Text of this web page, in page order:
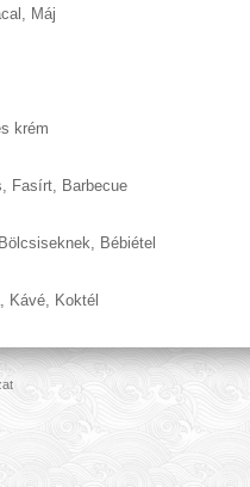
, Máj
krém
, Fasírt, Barbecue
Bölcsiseknek, Bébiétel
, Kávé, Koktél